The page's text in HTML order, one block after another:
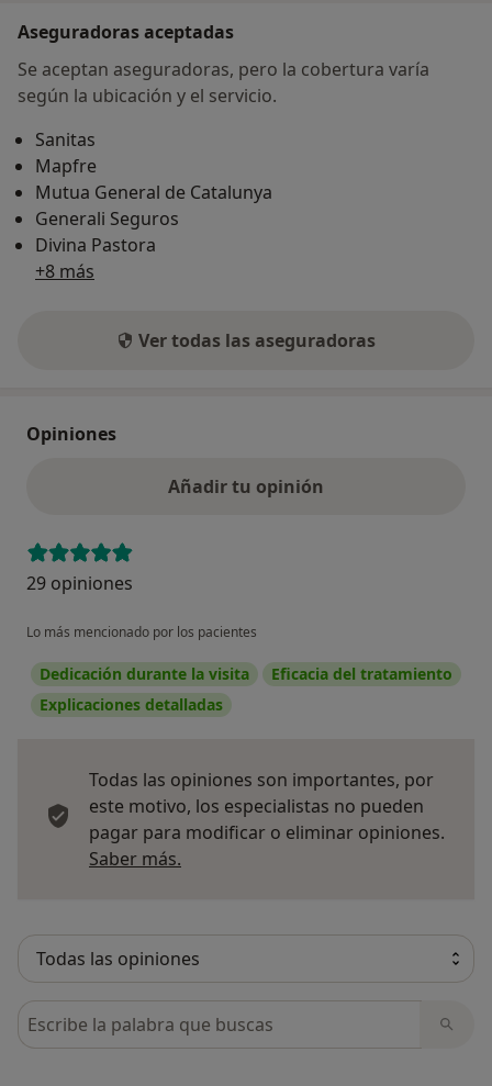
Aseguradoras aceptadas
Se aceptan aseguradoras, pero la cobertura varía
según la ubicación y el servicio.
Sanitas
Mapfre
Mutua General de Catalunya
Generali Seguros
Divina Pastora
+8 más
Ver todas las aseguradoras
Opiniones
Añadir tu opinión
29 opiniones
Lo más mencionado por los pacientes
Dedicación durante la visita
Eficacia del tratamiento
Explicaciones detalladas
Todas las opiniones son importantes, por
este motivo, los especialistas no pueden
pagar para modificar o eliminar opiniones.
Saber más.
Busca en opiniones